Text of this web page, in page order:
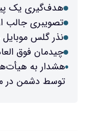
هدف‌گیری یک
تصویبری جالب
نذر گلس موبایل
چیدمان فوق
هشدار به
توسط دشمن در